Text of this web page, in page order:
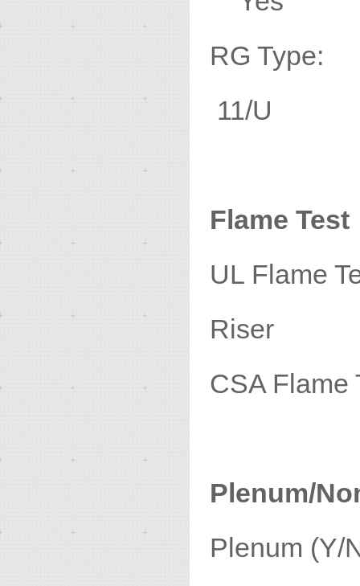
11/U
Flame Test
UL
Riser
CSA
Plenum/